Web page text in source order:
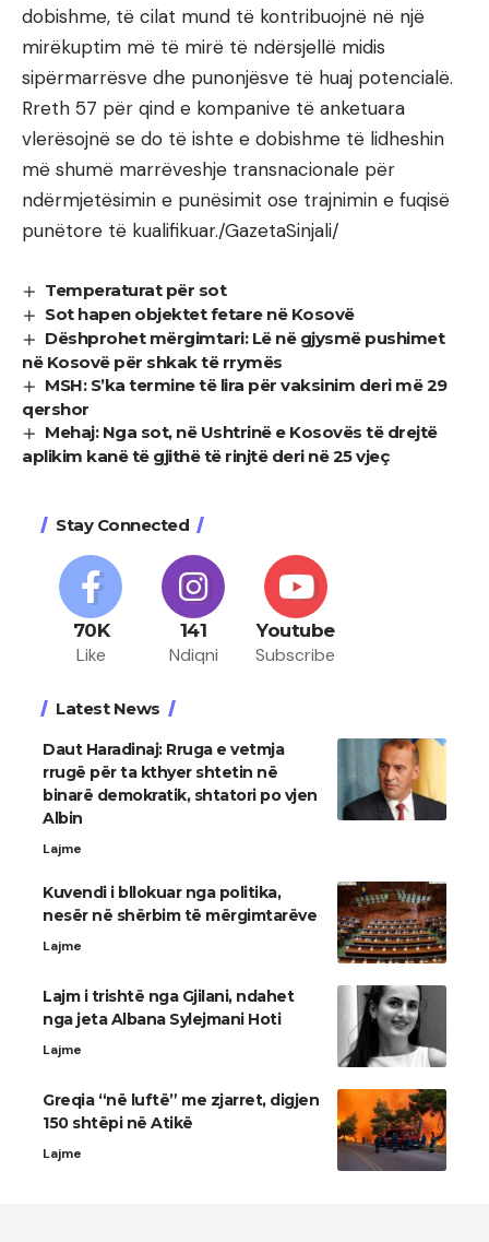
dobishme, të cilat mund të kontribuojnë në një
mirëkuptim më të mirë të ndërsjellë midis
sipërmarrësve dhe punonjësve të huaj potencialë.
Rreth 57 për qind e kompanive të anketuara
vlerësojnë se do të ishte e dobishme të lidheshin
më shumë marrëveshje transnacionale për
ndërmjetësimin e punësimit ose trajnimin e fuqisë
punëtore të kualifikuar./GazetaSinjali/
Temperaturat për sot
Sot hapen objektet fetare në Kosovë
Dëshprohet mërgimtari: Lë në gjysmë pushimet
në Kosovë për shkak të rrymës
MSH: S’ka termine të lira për vaksinim deri më 29
qershor
Mehaj: Nga sot, në Ushtrinë e Kosovës të drejtë
aplikim kanë të gjithë të rinjtë deri në 25 vjeç
Stay Connected
70K
Like
141
Ndiqni
Youtube
Subscribe
Latest News
Daut Haradinaj: Rruga e vetmja
rrugë për ta kthyer shtetin në
binarë demokratik, shtatori po vjen
Albin
Lajme
Kuvendi i bllokuar nga politika,
nesër në shërbim të mërgimtarëve
Lajme
Lajm i trishtë nga Gjilani, ndahet
nga jeta Albana Sylejmani Hoti
Lajme
Greqia “në luftë” me zjarret, digjen
150 shtëpi në Atikë
Lajme